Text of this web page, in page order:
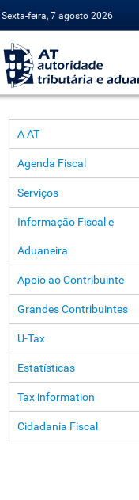
Sexta-feira, 7 agosto 2026
A AT
Agenda Fiscal
Serviços
Informação Fiscal e
Aduaneira
Apoio ao Contribuinte
Grandes Contribuintes
U-Tax
Estatísticas
Tax information
Cidadania Fiscal